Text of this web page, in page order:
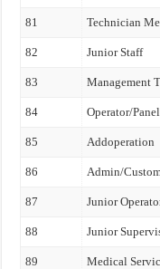
81 Technician
82 Junior Staff
83 Management
84 Operator/
85 Addoperation
86 Admin/
87 Junior
88 Junior
89 Medical